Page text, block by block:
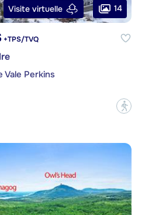
Visite virtuelle 14
+TPS/TVQ
Vale Perkins
?